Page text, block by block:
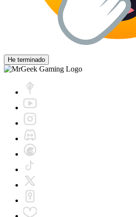
He terminado